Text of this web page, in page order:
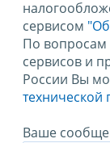
сервисом
По вопросам
сервисов и
России Вы
технической
Ваше